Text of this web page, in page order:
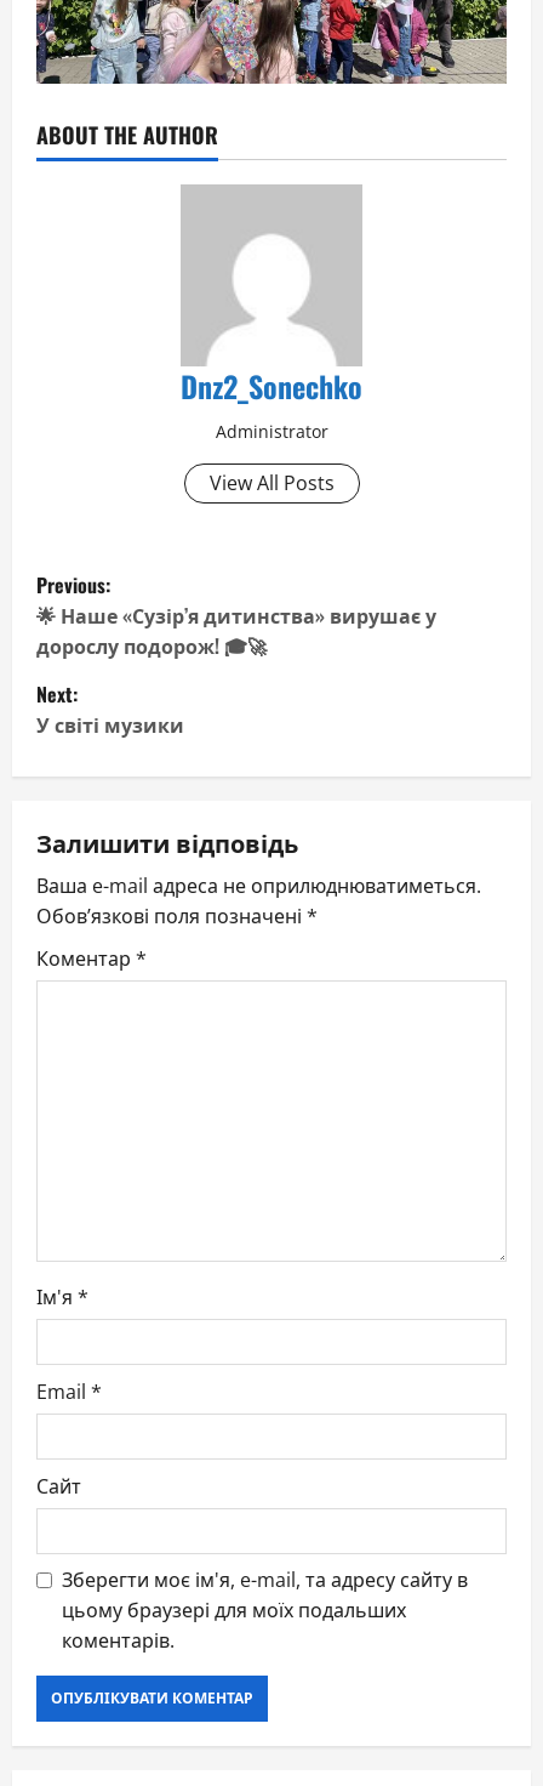
ABOUT THE AUTHOR
Dnz2_Sonechko
Administrator
View All Posts
P
o
s
t
n
a
v
i
g
Previous:
🌟 Наше «Сузір’я дитинства» вирушає у
дорослу подорож! 🎓🚀
Next:
У світі музики
Залишити відповідь
Ваша e-mail адреса не оприлюднюватиметься.
Обов’язкові поля позначені *
Коментар *
Ім'я *
Email *
Сайт
Зберегти моє ім'я, e-mail, та адресу сайту в
цьому браузері для моїх подальших
коментарів.